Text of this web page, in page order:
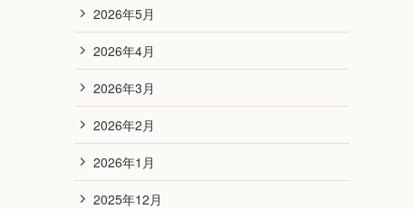
2026年5月
2026年4月
2026年3月
2026年2月
2026年1月
2025年12月